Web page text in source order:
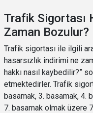
Trafik Sigortası
Zaman Bozulur?
Trafik sigortası ile ilgili
hasarsızlık indirimi ne
hakkı nasıl kaybedilir?”
etmektedirler. Trafik
basamak, 3. basamak, 4.
7. basamak olmak üzere